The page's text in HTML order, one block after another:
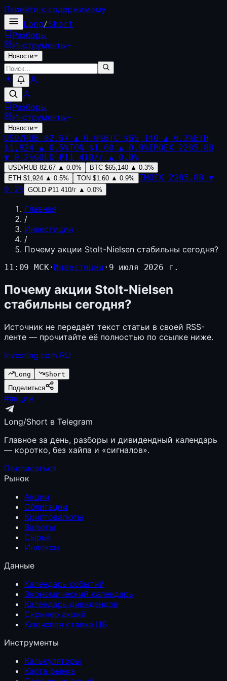
Перейти к содержимому
Long/Short
Разборы
Инструменты
Новости
Разборы
Инструменты
Новости
USD/RUB 82.67 ▲ 0.0%BTC $65,140 ▲ 0.3%ETH
$1,924 ▲ 0.5%TON $1.60 ▲ 0.9%IMOEX 2285.88
▼ 0.2%GOLD ₽11 410/г ▲ 0.0%
USD/RUB 82.67 ▲ 0.0% BTC $65,140 ▲ 0.3%
ETH $1,924 ▲ 0.5% TON $1.60 ▲ 0.9% IMOEX 2285.88 ▼
0.2% GOLD ₽11 410/г ▲ 0.0%
Главная
/
Инвестиции
/
Почему акции Stolt-Nielsen стабильны сегодня?
11:09 МСК· Инвестиции · 9 июля 2026 г.
Почему акции Stolt-Nielsen
стабильны сегодня?
Источник не передаёт текст статьи в своей RSS-
ленте — прочитайте её полностью по ссылке ниже.
Investing.com RU
Long
Short
Поделиться
#акции
Long/Short в Telegram
Главное за день, разборы и дивидендный календарь
— коротко, без хайпа и «сигналов».
Подписаться
Рынок
Акции
Облигации
Криптовалюты
Валюты
Сырьё
Индексы
Данные
Календарь событий
Экономический календарь
Календарь дивидендов
Скринер акций
Ключевая ставка ЦБ
Инструменты
Калькуляторы
Карта рынка